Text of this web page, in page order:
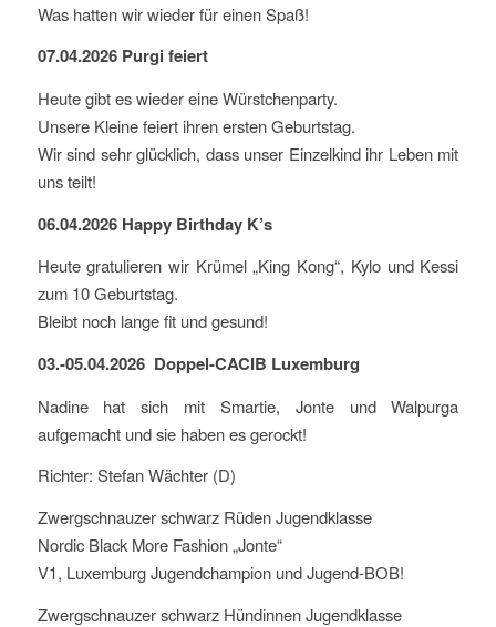
Was hatten wir wieder für einen Spaß!
07.04.2026 Purgi feiert
Heute gibt es wieder eine Würstchenparty.
Unsere Kleine feiert ihren ersten Geburtstag.
Wir sind sehr glücklich, dass unser Einzelkind ihr Leben mit
uns teilt!
06.04.2026 Happy Birthday K’s
Heute gratulieren wir Krümel „King Kong“, Kylo und Kessi
zum 10 Geburtstag.
Bleibt noch lange fit und gesund!
03.-05.04.2026 Doppel-CACIB Luxemburg
Nadine hat sich mit Smartie, Jonte und Walpurga
aufgemacht und sie haben es gerockt!
Richter: Stefan Wächter (D)
Zwergschnauzer schwarz Rüden Jugendklasse
Nordic Black More Fashion „Jonte“
V1, Luxemburg Jugendchampion und Jugend-BOB!
Zwergschnauzer schwarz Hündinnen Jugendklasse